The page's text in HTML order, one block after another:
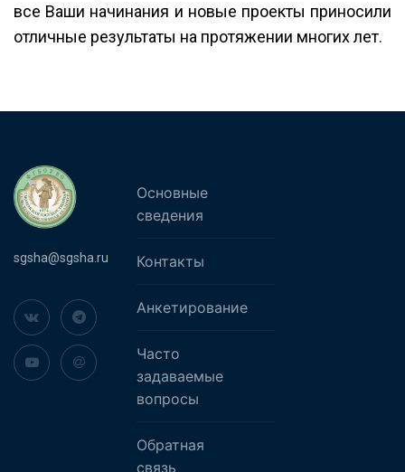
все Ваши начинания и новые проекты приносили
отличные результаты на протяжении многих лет.
sgsha@sgsha.ru
Основные
сведения
Контакты
Анкетирование
Часто
задаваемые
вопросы
Обратная
связь